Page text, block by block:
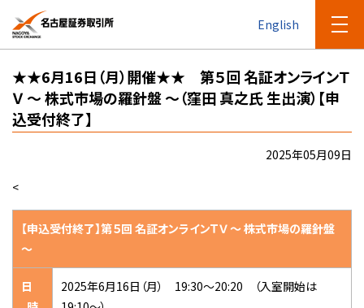
English
★★6月16日（月）開催★★ 第５回 名証オンラインＴ
Ｖ ～ 株式市場の羅針盤 ～（窪田 真之氏 生出演）【申
込受付終了】
2025年05月09日
<
【申込受付終了】第５回 名証オンラインＴＶ ～ 株式市場の羅針盤
～
日
2025年6月16日（月） 19:30～20:20 （入室開始は